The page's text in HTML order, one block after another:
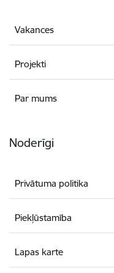
Vakances
Projekti
Par mums
Noderīgi
Privātuma politika
Piekļūstamība
Lapas karte